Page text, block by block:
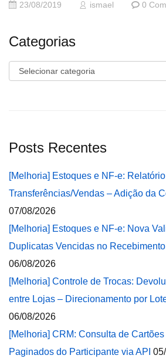
23/08/2019 ismael 0
Categorias
Categorias
Posts Recentes
[Melhoria] Estoques e NF-e:
Transferências/Vendas – Adição da
07/08/2026
[Melhoria] Estoques e NF-e: Nova
Duplicatas Vencidas no
06/08/2026
[Melhoria] Controle de Trocas:
entre Lojas – Direcionamento por
06/08/2026
[Melhoria] CRM: Consulta de
Paginados do Participante via API